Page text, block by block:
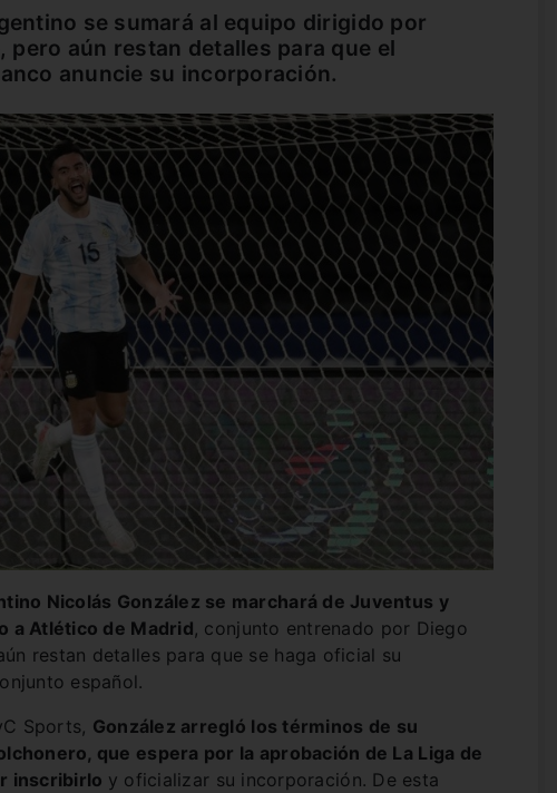
se sumará al equipo dirigido por
pero aún restan detalles para que el
anuncie su incorporación.
Nicolás González se marchará de Juventus y
a Atlético de Madrid, conjunto entrenado por Diego
restan detalles para que se haga oficial su
español.
Sports, González arregló los términos de su
que espera por la aprobación de La Liga de
inscribirlo y oficializar su incorporación. De esta